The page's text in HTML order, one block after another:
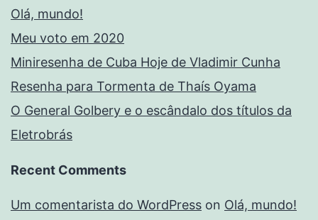
Olá, mundo!
Meu voto em 2020
Miniresenha de Cuba Hoje de Vladimir Cunha
Resenha para Tormenta de Thaís Oyama
O General Golbery e o escândalo dos títulos da
Eletrobrás
Recent Comments
Um comentarista do WordPress on Olá, mundo!